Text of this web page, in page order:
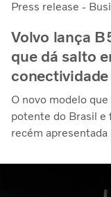
Press release -
Volvo lança
que dá salto
conectividade
O novo modelo
potente do Brasil e
recém apresentada